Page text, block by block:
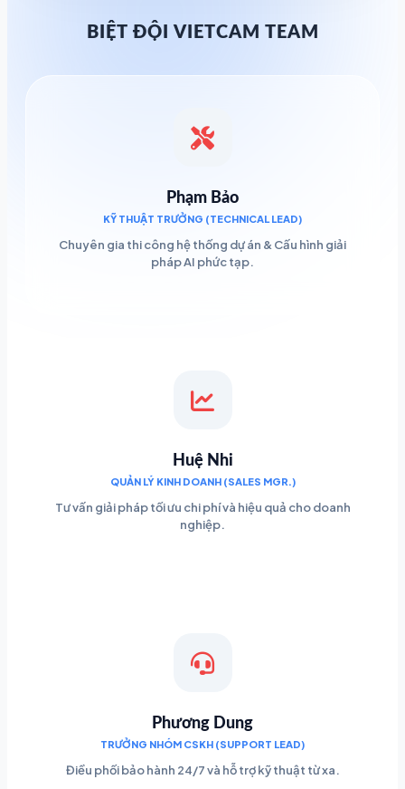
BIỆT ĐỘI VIETCAM TEAM
Phạm Bảo
KỸ THUẬT TRƯỞNG (TECHNICAL LEAD)
Chuyên gia thi công hệ thống dự án & Cấu hình giải
pháp AI phức tạp.
Huệ Nhi
QUẢN LÝ KINH DOANH (SALES MGR.)
Tư vấn giải pháp tối ưu chi phí và hiệu quả cho doanh
nghiệp.
Phương Dung
TRƯỞNG NHÓM CSKH (SUPPORT LEAD)
Điều phối bảo hành 24/7 và hỗ trợ kỹ thuật từ xa.